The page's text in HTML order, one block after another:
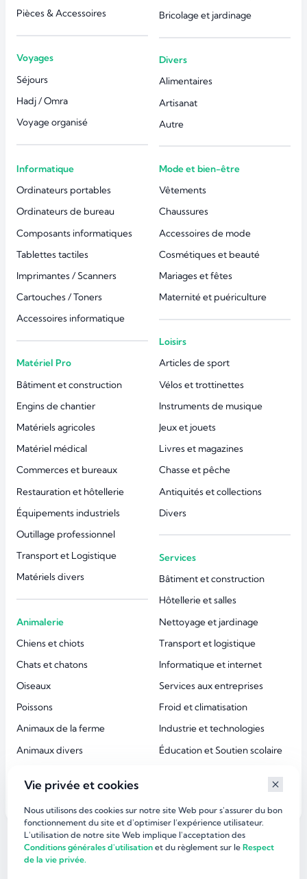
Pièces & Accessoires
Voyages
Séjours
Hadj / Omra
Voyage organisé
Bricolage et jardinage
Divers
Alimentaires
Artisanat
Autre
Informatique
Ordinateurs portables
Ordinateurs de bureau
Composants informatiques
Tablettes tactiles
Imprimantes / Scanners
Cartouches / Toners
Accessoires informatique
Matériel Pro
Bâtiment et construction
Engins de chantier
Matériels agricoles
Matériel médical
Commerces et bureaux
Restauration et hôtellerie
Équipements industriels
Outillage professionnel
Transport et Logistique
Matériels divers
Animalerie
Chiens et chiots
Chats et chatons
Oiseaux
Poissons
Animaux de la ferme
Animaux divers
Mode et bien-être
Vêtements
Chaussures
Accessoires de mode
Cosmétiques et beauté
Mariages et fêtes
Maternité et puériculture
Loisirs
Articles de sport
Vélos et trottinettes
Instruments de musique
Jeux et jouets
Livres et magazines
Chasse et pêche
Antiquités et collections
Divers
Services
Bâtiment et construction
Hôtellerie et salles
Nettoyage et jardinage
Transport et logistique
Informatique et internet
Services aux entreprises
Froid et climatisation
Industrie et technologies
Éducation et Soutien scolaire
©dirlaffaire.com 2026
Vie privée et cookies
Nous utilisons des cookies sur notre site Web pour s'assurer du bon
fonctionnement du site et d'optimiser l’expérience utilisateur.
L'utilisation de notre site Web implique l'acceptation des
Conditions générales d'utilisation et du règlement sur leRespect
de la vie privée.